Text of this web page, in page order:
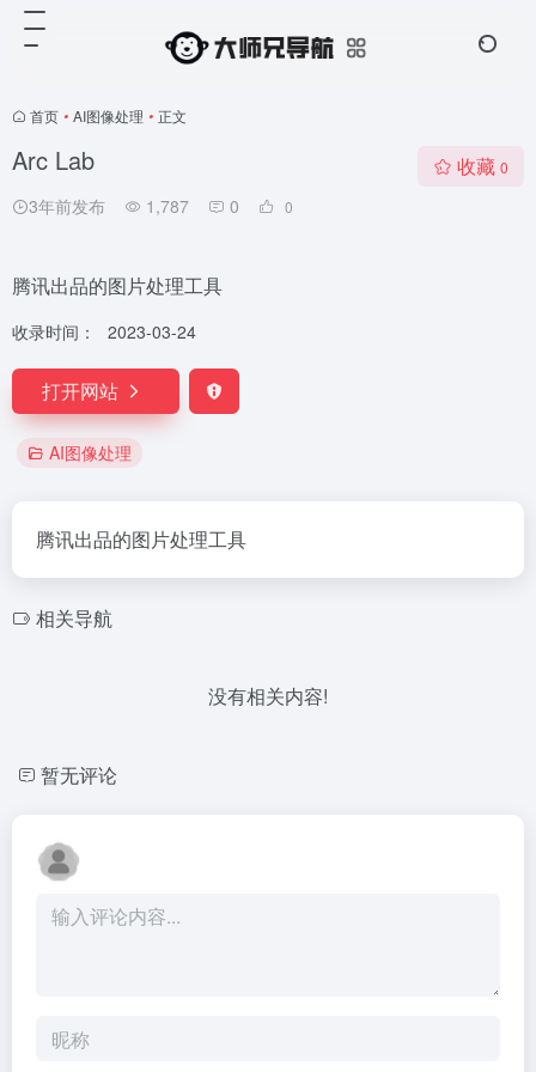
首页 • AI图像处理 • 正文
Arc Lab
3年前发布 1,787 0 0
收藏 0
腾讯出品的图片处理工具
收录时间： 2023-03-24
打开网站
AI图像处理
腾讯出品的图片处理工具
相关导航
没有相关内容!
暂无评论